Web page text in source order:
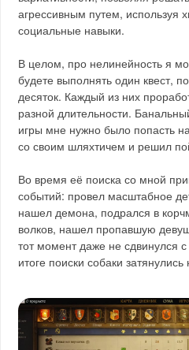
агрессивным путем, используя
социальные навыки.
В целом, про нелинейность я
будете выполнять один квест,
десяток. Каждый из них
разной длительности.
игры мне нужно было попасть
со своим шляхтичем и решил
Во время её поиска со мной
событий: провел масштабное
нашел демона, подрался в
волков, нашел пропавшую
тот момент даже не сдвинулся
итоге поиски собаки